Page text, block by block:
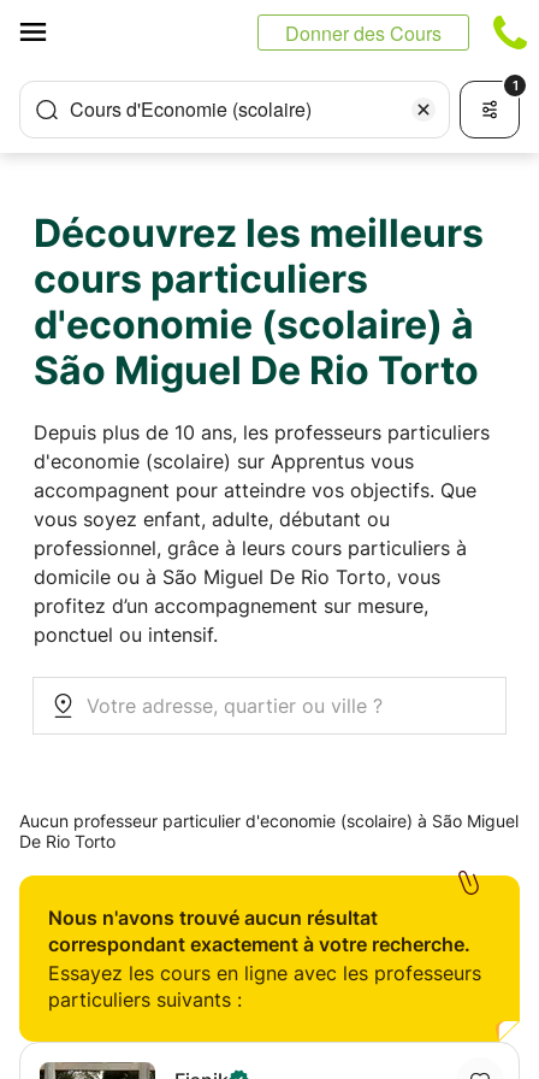
Donner des Cours
Cours d'Economie (scolaire)
1
Découvrez les meilleurs
cours particuliers
d'economie (scolaire) à
São Miguel De Rio Torto
Depuis plus de 10 ans, les professeurs particuliers
d'economie (scolaire) sur Apprentus vous
accompagnent pour atteindre vos objectifs. Que
vous soyez enfant, adulte, débutant ou
professionnel, grâce à leurs cours particuliers à
domicile ou à São Miguel De Rio Torto, vous
profitez d’un accompagnement sur mesure,
ponctuel ou intensif.
Aucun professeur particulier d'economie (scolaire) à São Miguel
De Rio Torto
Nous n'avons trouvé aucun résultat
correspondant exactement à votre recherche.
Essayez les cours en ligne avec les professeurs
particuliers suivants :